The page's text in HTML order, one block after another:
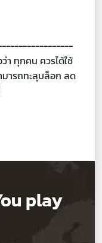
ว่า ทุกคน ควรได้ใช้
มารถทะลุบล็อก ลด
play